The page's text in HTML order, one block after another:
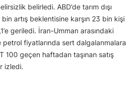
belirledi. ABD’de tarım dışı
artış beklentisine karşın 23 bin kişi
geriledi. İran-Umman arasındaki
petrol fiyatlarında sert dalgalanmalara
100 geçen haftadan taşınan satış
izledi.